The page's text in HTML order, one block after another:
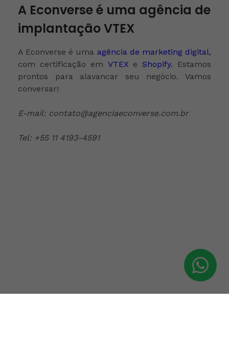
A Econverse é uma agência de
implantação VTEX
A Econverse é uma agência de marketing digital,
com certificação em VTEX eShopify. Estamos
prontos para alavancar seu negócio. Vamos
conversar!
E-mail: contato@agenciaeconverse.com.br
Tel: +55 11 4193-4591